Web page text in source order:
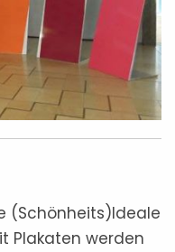
(Schönheits)Ideale
Plakaten werden